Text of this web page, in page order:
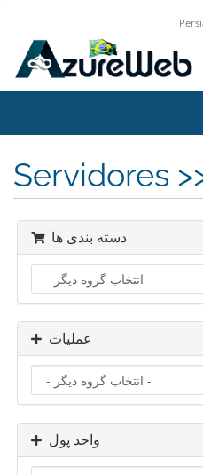
Servidores
دسته بندی ها
عملیات
واحد پول